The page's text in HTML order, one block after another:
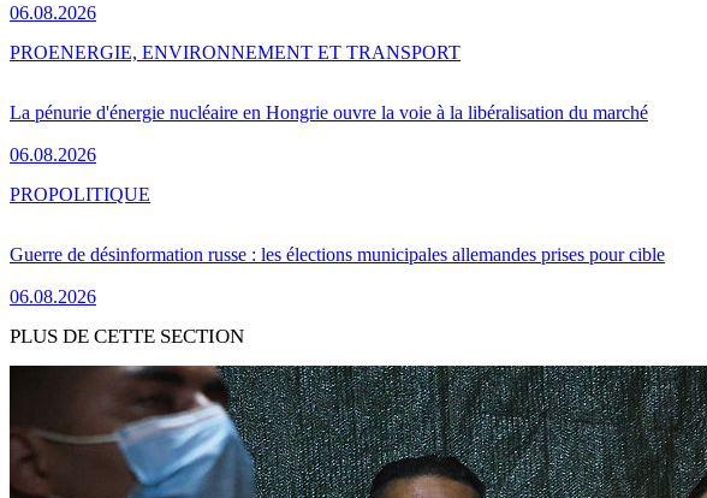
06.08.2026
La pénurie d'énergie nucléaire en Hongrie ouvre la voie à la libéralisation du marché
06.08.2026
PROENERGIE, ENVIRONNEMENT ET TRANSPORT
Guerre de désinformation russe : les élections municipales allemandes prises pour cible
06.08.2026
PROPOLITIQUE
PLUS DE CETTE SECTION